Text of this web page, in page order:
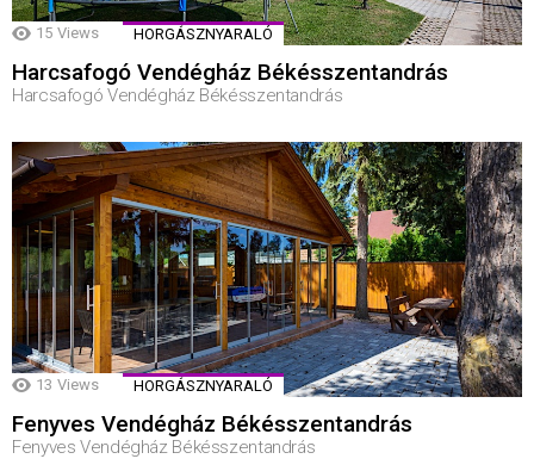
15 Views HORGÁSZNYARALÓ
Harcsafogó Vendégház Békésszentandrás
Harcsafogó Vendégház Békésszentandrás
13 Views HORGÁSZNYARALÓ
Fenyves Vendégház Békésszentandrás
Fenyves Vendégház Békésszentandrás